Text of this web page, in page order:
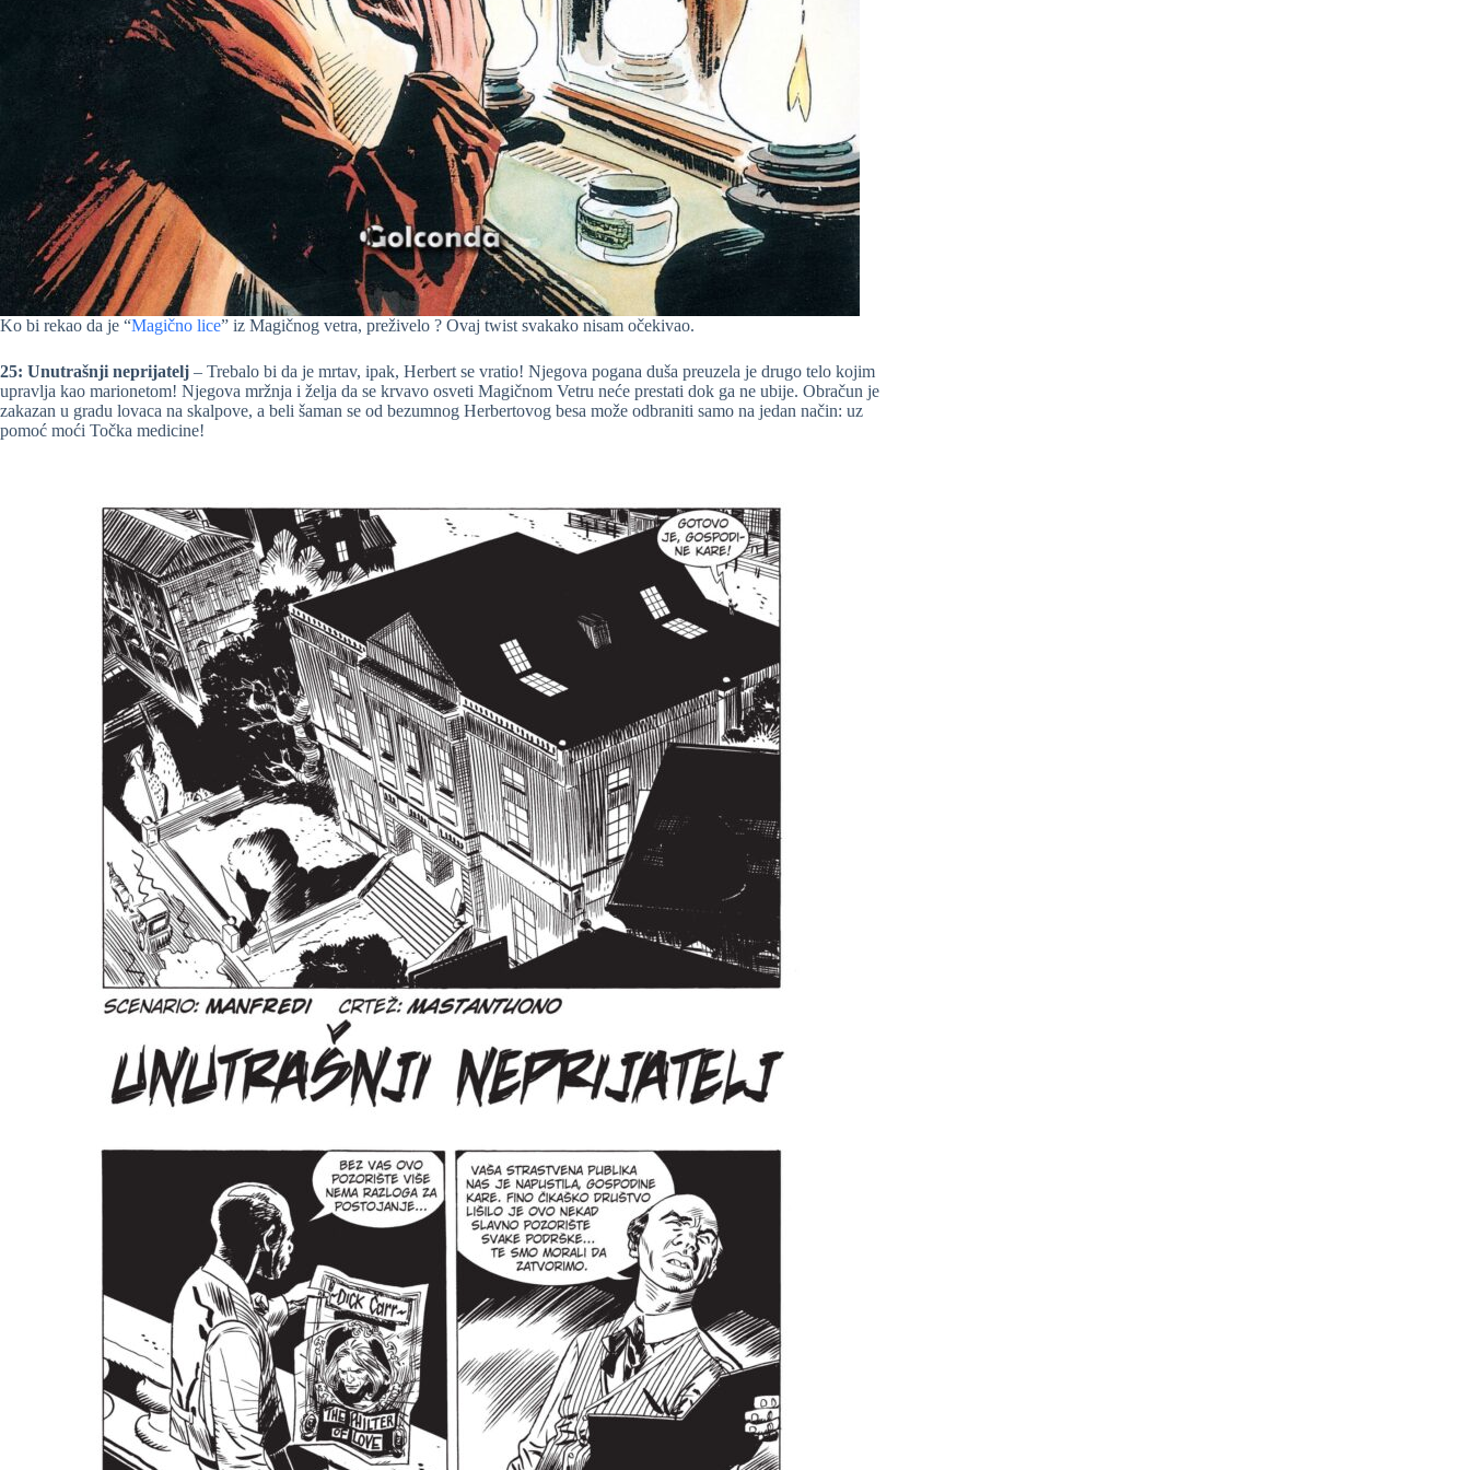
Ko bi rekao da je “Magično lice” iz Magičnog vetra, preživelo ? Ovaj twist svakako nisam očekivao.
25: Unutrašnji neprijatelj – Trebalo bi da je mrtav, ipak, Herbert se vratio! Njegova pogana duša preuzela je drugo telo kojim
upravlja kao marionetom! Njegova mržnja i želja da se krvavo osveti Magičnom Vetru neće prestati dok ga ne ubije. Obračun je
zakazan u gradu lovaca na skalpove, a beli šaman se od bezumnog Herbertovog besa može odbraniti samo na jedan način: uz
pomoć moći Točka medicine!